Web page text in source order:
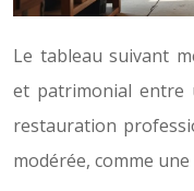
Le tableau suivant
et patrimonial entre
restauration
modérée, comme